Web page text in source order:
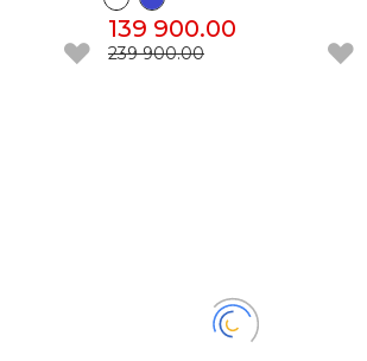
139 900.00
239 900.00